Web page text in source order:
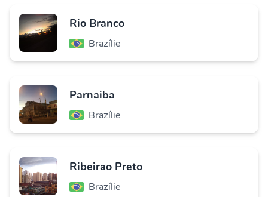
Rio Branco
Brazílie
Parnaiba
Brazílie
Ribeirao Preto
Brazílie